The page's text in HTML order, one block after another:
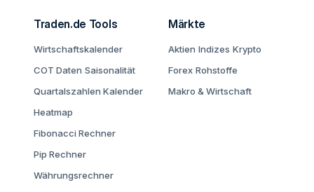
Traden.de Tools
Wirtschaftskalender
COT Daten Saisonalität
Quartalszahlen Kalender
Heatmap
Fibonacci Rechner
Pip Rechner
Währungsrechner
Märkte
Aktien Indizes Krypto
Forex Rohstoffe
Makro & Wirtschaft